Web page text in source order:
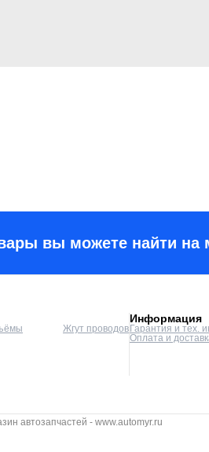
вы можете найти на
Жгут проводов
Информация
Гарантия и тех.
Оплата и
автозапчастей - www.automyr.ru